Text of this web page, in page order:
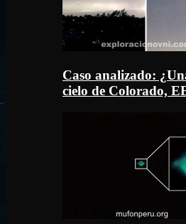
Caso analizado:
cielo de Colorado,